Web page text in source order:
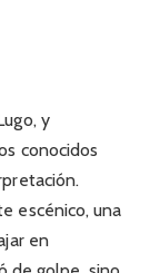
y
conocidos
escénico, una
en